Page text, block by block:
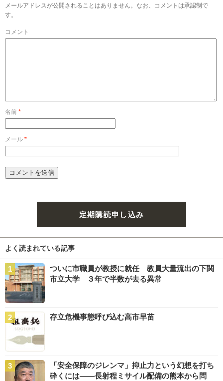
メールアドレスが公開されることはありません。なお、コメントは承認制で
す。
コメント
名前 *
メール *
定期購読申し込み
よく読まれている記事
ついに市職員が教授に就任 教員大量流出の下関
市立大学 ３年で半数が去る異常
存立危機事態呼び込む高市早苗
「安全保障のジレンマ」抑止力という幻想を打ち
砕くには――長射程ミサイル配備の熊本から問